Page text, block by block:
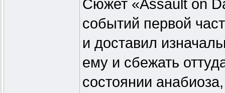
Сюжет «Assault on
событий первой
и доставил
ему и сбежать
состоянии